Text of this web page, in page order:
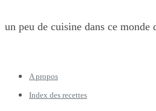
un peu de cuisine dans ce monde
A propos
Index des recettes